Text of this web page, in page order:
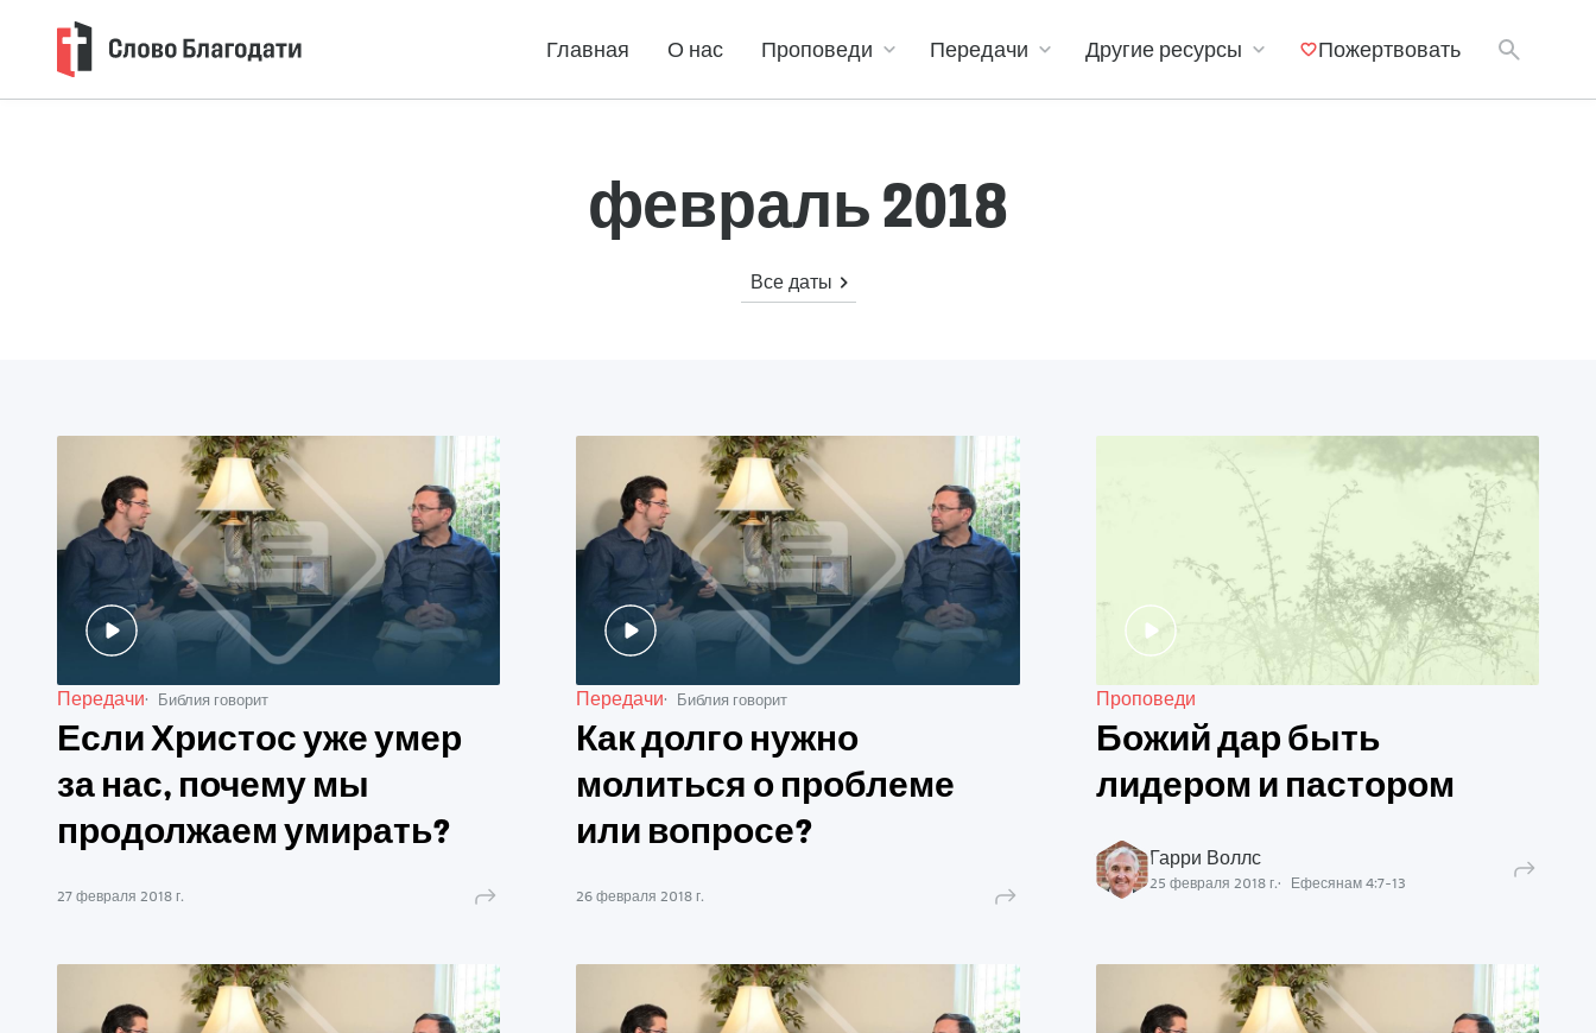
Главная О нас Проповеди Передачи Другие ресурсы Пожертвовать
февраль 2018
Все даты
Передачи Библия говорит
Если Христос уже умер
за нас, почему мы
продолжаем умирать?
27 февраля 2018 г.
Передачи Библия говорит
Как долго нужно
молиться о проблеме
или вопросе?
26 февраля 2018 г.
Проповеди
Божий дар быть
лидером и пастором
Гарри Воллс
25 февраля 2018 г. Ефесянам 4:7-13